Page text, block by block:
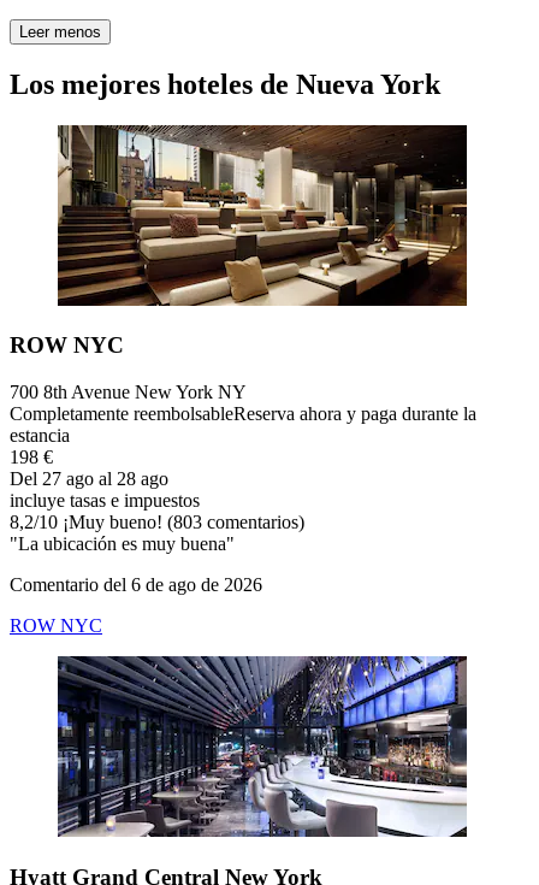
Leer menos
Los mejores hoteles de Nueva York
ROW NYC
700 8th Avenue New York NY
Completamente reembolsableReserva ahora y paga durante la
estancia
198 €
Del 27 ago al 28 ago
incluye tasas e impuestos
8,2/10 ¡Muy bueno! (803 comentarios)
"La ubicación es muy buena"
Comentario del 6 de ago de 2026
ROW NYC
Hyatt Grand Central New York